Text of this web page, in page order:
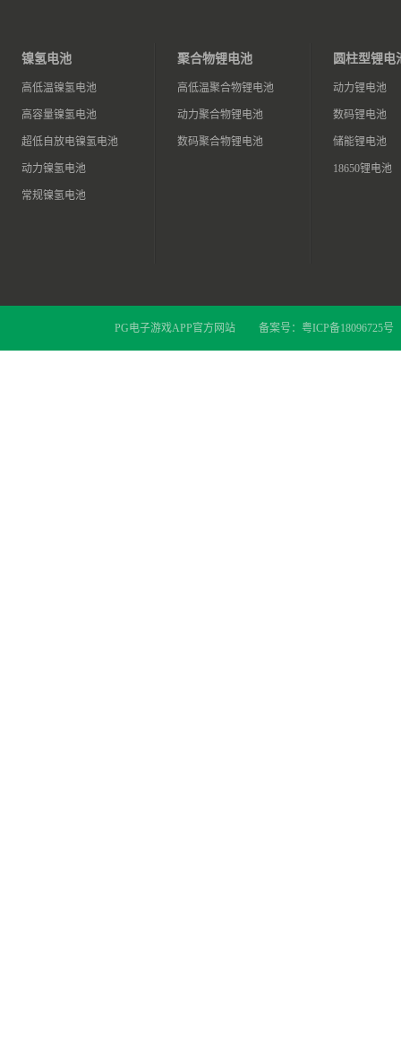
镍氢电池
高低温镍氢电池
高容量镍氢电池
超低自放电镍氢电池
动力镍氢电池
常规镍氢电池
聚合物锂电池
高低温聚合物锂电池
动力聚合物锂电池
数码聚合物锂电池
圆柱型锂电
动力锂电池
数码锂电池
储能锂电池
18650锂电池
PG电子游戏APP官方网站 备案号： 粤ICP备18096725号